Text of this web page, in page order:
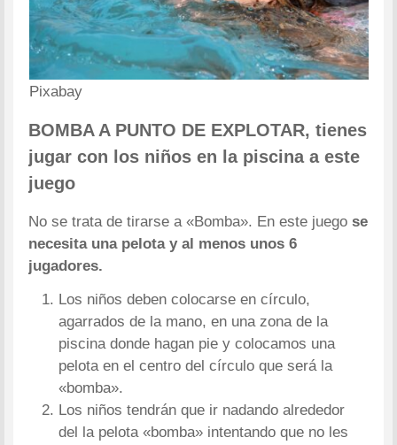
Pixabay
BOMBA A PUNTO DE EXPLOTAR, tienes
jugar con los niños en la piscina a este
juego
No se trata de tirarse a «Bomba». En este juegose
necesita una pelota y al menos unos 6
jugadores.
Los niños deben colocarse en círculo,
agarrados de la mano, en una zona de la
piscina donde hagan pie y colocamos una
pelota en el centro del círculo que será la
«bomba».
Los niños tendrán que ir nadando alrededor
del la pelota «bomba» intentando que no les